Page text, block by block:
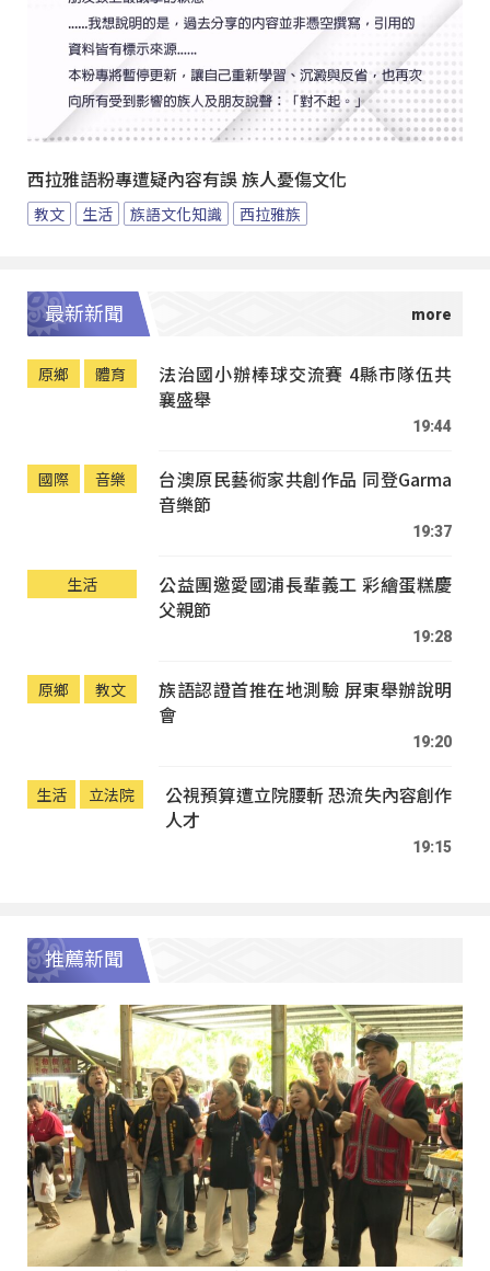
西拉雅語粉專遭疑內容有誤 族人憂傷文化
教文 生活 族語文化知識 西拉雅族
最新新聞
原鄉 體育
法治國小辦棒球交流賽 4縣市隊伍共
襄盛舉
19:44
國際 音樂
台澳原民藝術家共創作品 同登Garma
音樂節
19:37
生活
公益團邀愛國浦長輩義工 彩繪蛋糕慶
父親節
19:28
原鄉 教文
族語認證首推在地測驗 屏東舉辦說明
會
19:20
生活 立法院
公視預算遭立院腰斬 恐流失內容創作
人才
19:15
推薦新聞